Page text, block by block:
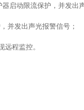
启动限流保护，并发出
并发出声光报警信号；
程监控。